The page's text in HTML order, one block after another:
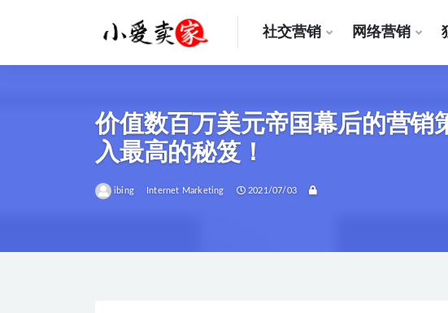
社交营销 网络营销
价值数百万美元帝国幕后的营销
入最高的秘笈！
ibing Internet Marketing 2021/07/03